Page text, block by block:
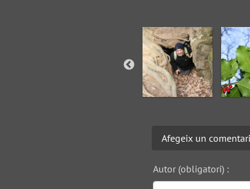
Afegeix un comentari
Autor (obligatori) :